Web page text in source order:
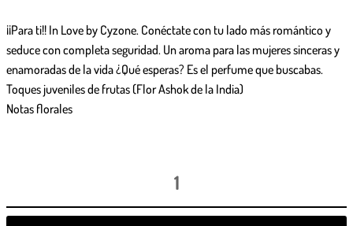
¡¡Para ti!! In Love by Cyzone. Conéctate con tu lado más romántico y
seduce con completa seguridad. Un aroma para las mujeres sinceras y
enamoradas de la vida ¿Qué esperas? Es el perfume que buscabas.
Toques juveniles de frutas (Flor Ashok de la India)
Notas florales